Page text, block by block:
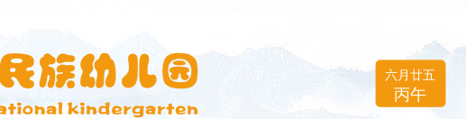
08月07日
星期五
六月廿五